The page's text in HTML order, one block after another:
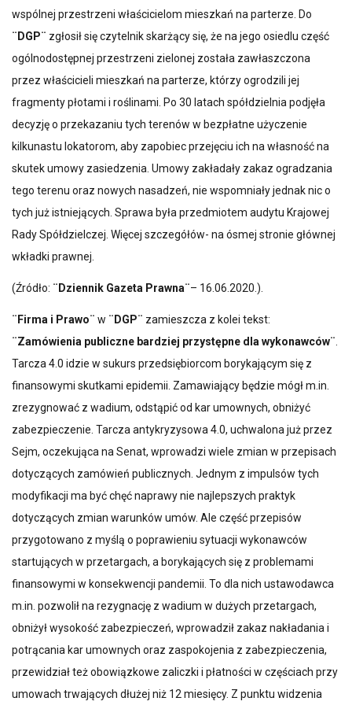
wspólnej przestrzeni właścicielom mieszkań na parterze. Do
¨DGP¨ zgłosił się czytelnik skarżący się, że na jego osiedlu część
ogólnodostępnej przestrzeni zielonej została zawłaszczona
przez właścicieli mieszkań na parterze, którzy ogrodzili jej
fragmenty płotami i roślinami. Po 30 latach spółdzielnia podjęła
decyzję o przekazaniu tych terenów w bezpłatne użyczenie
kilkunastu lokatorom, aby zapobiec przejęciu ich na własność na
skutek umowy zasiedzenia. Umowy zakładały zakaz ogradzania
tego terenu oraz nowych nasadzeń, nie wspomniały jednak nic o
tych już istniejących. Sprawa była przedmiotem audytu Krajowej
Rady Spółdzielczej. Więcej szczegółów- na ósmej stronie głównej
wkładki prawnej.
(Źródło: ¨Dziennik Gazeta Prawna¨– 16.06.2020.).
¨Firma i Prawo¨ w ¨DGP¨ zamieszcza z kolei tekst:
¨Zamówienia publiczne bardziej przystępne dla wykonawców¨
Tarcza 4.0 idzie w sukurs przedsiębiorcom borykającym się z
finansowymi skutkami epidemii. Zamawiający będzie mógł m.in.
zrezygnować z wadium, odstąpić od kar umownych, obniżyć
zabezpieczenie. Tarcza antykryzysowa 4.0, uchwalona już przez
Sejm, oczekująca na Senat, wprowadzi wiele zmian w przepisach
dotyczących zamówień publicznych. Jednym z impulsów tych
modyfikacji ma być chęć naprawy nie najlepszych praktyk
dotyczących zmian warunków umów. Ale część przepisów
przygotowano z myślą o poprawieniu sytuacji wykonawców
startujących w przetargach, a borykających się z problemami
finansowymi w konsekwencji pandemii. To dla nich ustawodawca
m.in. pozwolił na rezygnację z wadium w dużych przetargach,
obniżył wysokość zabezpieczeń, wprowadził zakaz nakładania i
potrącania kar umownych oraz zaspokojenia z zabezpieczenia,
przewidział też obowiązkowe zaliczki i płatności w częściach przy
umowach trwających dłużej niż 12 miesięcy. Z punktu widzenia